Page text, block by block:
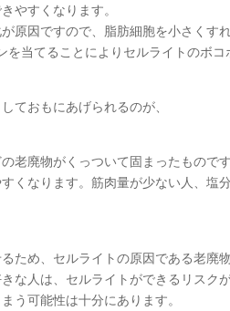
やすくなります。
原因ですので、脂肪細胞を小さくす
当てることによりセルライトのボ
ておもにあげられるのが、
老廃物がくっついて固まったもので
くなります。筋肉量が少ない人、塩
ため、セルライトの原因である老廃
な人は、セルライトができるリスク
う可能性は十分にあります。